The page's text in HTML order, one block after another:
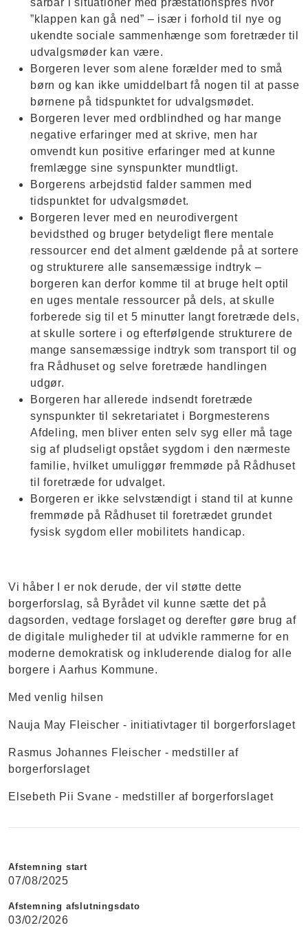
sårbar i situationer med præstationspres hvor
”klappen kan gå ned” – især i forhold til nye og
ukendte sociale sammenhænge som foretræder til
udvalgsmøder kan være.
Borgeren lever som alene forælder med to små
børn og kan ikke umiddelbart få nogen til at passe
børnene på tidspunktet for udvalgsmødet.
Borgeren lever med ordblindhed og har mange
negative erfaringer med at skrive, men har
omvendt kun positive erfaringer med at kunne
fremlægge sine synspunkter mundtligt.
Borgerens arbejdstid falder sammen med
tidspunktet for udvalgsmødet.
Borgeren lever med en neurodivergent
bevidsthed og bruger betydeligt flere mentale
ressourcer end det alment gældende på at sortere
og strukturere alle sansemæssige indtryk –
borgeren kan derfor komme til at bruge helt optil
en uges mentale ressourcer på dels, at skulle
forberede sig til et 5 minutter langt foretræde dels,
at skulle sortere i og efterfølgende strukturere de
mange sansemæssige indtryk som transport til og
fra Rådhuset og selve foretræde handlingen
udgør.
Borgeren har allerede indsendt foretræde
synspunkter til sekretariatet i Borgmesterens
Afdeling, men bliver enten selv syg eller må tage
sig af pludseligt opstået sygdom i den nærmeste
familie, hvilket umuliggør fremmøde på Rådhuset
til foretræde for udvalget.
Borgeren er ikke selvstændigt i stand til at kunne
fremmøde på Rådhuset til foretrædet grundet
fysisk sygdom eller mobilitets handicap.
Vi håber I er nok derude, der vil støtte dette
borgerforslag, så Byrådet vil kunne sætte det på
dagsorden, vedtage forslaget og derefter gøre brug af
de digitale muligheder til at udvikle rammerne for en
moderne demokratisk og inkluderende dialog for alle
borgere i Aarhus Kommune.
Med venlig hilsen
Nauja May Fleischer - initiativtager til borgerforslaget
Rasmus Johannes Fleischer - medstiller af
borgerforslaget
Elsebeth Pii Svane - medstiller af borgerforslaget
Afstemning start
07/08/2025
Afstemning afslutningsdato
03/02/2026